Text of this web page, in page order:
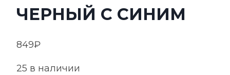
ЧЕРНЫЙ С СИНИМ
849₽
25 в наличии